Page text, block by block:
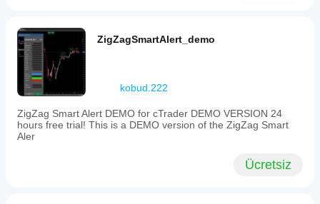
Candle Timer & Strength
Candle Timer & Strength Demo
Candle Timer & Strength Panel
Candle Timer & Strength Panel Demo
🎯 ZigZag & Fiyat Hareketi:
Zig zag v.1
Zig zag v.1 Demo
ZigZagSmartAlert
ZigZagSmartAlert_demo
kobud.222
ZigZag Smart Alert DEMO for cTrader DEMO VERSION 24
hours free trial! This is a DEMO version of the ZigZag Smart
Aler
Ücretsiz